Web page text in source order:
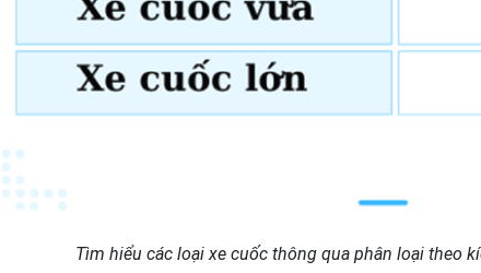
Tìm hiểu các loại xe cuốc thông qua phân loại theo